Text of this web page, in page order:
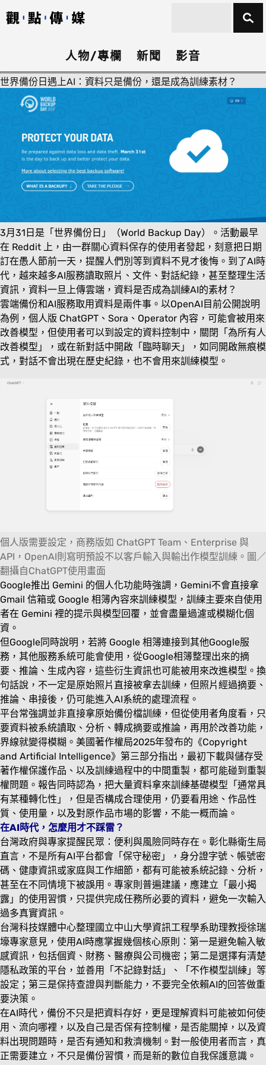
人物/專欄 新聞 影音
世界備份日遇上AI：資料只是備份，還是成為訓練素材？
3月31日是「世界備份日」（World Backup Day）。活動最早
在 Reddit 上，由一群關心資料保存的使用者發起，刻意把日期
訂在愚人節前一天，提醒人們別等到資料不見才後悔。到了AI時
代，越來越多AI服務讀取照片、文件、對話紀錄，甚至整理生活
資訊，資料一旦上傳雲端，資料是否成為訓練AI的素材？
雲端備份和AI服務取用資料是兩件事。以OpenAI目前公開說明
為例，個人版 ChatGPT、Sora、Operator 內容，可能會被用來
改善模型，但使用者可以到設定的資料控制中，關閉「為所有人
改善模型」，或在新對話中開啟「臨時聊天」，如同開啟無痕模
式，對話不會出現在歷史紀錄，也不會用來訓練模型。
個人版需要設定，商務版如 ChatGPT Team、Enterprise 與
API，OpenAI則寫明預設不以客戶輸入與輸出作模型訓練。圖／
翻攝自ChatGPT使用畫面
Google推出 Gemini 的個人化功能時強調，Gemini不會直接拿
Gmail 信箱或 Google 相簿內容來訓練模型，訓練主要來自使用
者在 Gemini 裡的提示與模型回覆，並會盡量過濾或模糊化個
資。
但Google同時說明，若將 Google 相簿連接到其他Google服
務，其他服務系統可能會使用，從Google相簿整理出來的摘
要、推論、生成內容，這些衍生資訊也可能被用來改進模型。換
句話說，不一定是原始照片直接被拿去訓練，但照片經過摘要、
推論、串接後，仍可能進入AI系統的處理流程。
平台常強調並非直接拿原始備份檔訓練，但從使用者角度看，只
要資料被系統讀取、分析、轉成摘要或推論，再用於改善功能，
界線就變得模糊。美國著作權局2025年發布的《Copyright
and Artificial Intelligence》第三部分指出，最初下載與儲存受
著作權保護作品、以及訓練過程中的中間重製，都可能碰到重製
權問題。報告同時認為，把大量資料拿來訓練基礎模型「通常具
有某種轉化性」，但是否構成合理使用，仍要看用途、作品性
質、使用量，以及對原作品市場的影響，不能一概而論。
在AI時代，怎麼用才不踩雷？
台灣政府與專家提醒民眾：便利與風險同時存在。彰化縣衛生局
直言，不是所有AI平台都會「保守秘密」，身分證字號、帳號密
碼、健康資訊或家庭與工作細節，都有可能被系統記錄、分析，
甚至在不同情境下被誤用。專家則普遍建議，應建立「最小揭
露」的使用習慣，只提供完成任務所必要的資料，避免一次輸入
過多真實資訊。
台灣科技媒體中心整理國立中山大學資訊工程學系助理教授徐瑞
壕專家意見，使用AI時應掌握幾個核心原則：第一是避免輸入敏
感資訊，包括個資、財務、醫療與公司機密；第二是選擇有清楚
隱私政策的平台，並善用「不記錄對話」、「不作模型訓練」等
設定；第三是保持查證與判斷能力，不要完全依賴AI的回答做重
要決策。
在AI時代，備份不只是把資料存好，更是理解資料可能被如何使
用、流向哪裡，以及自己是否保有控制權，是否能關掉，以及資
料出現問題時，是否有通知和救濟機制。對一般使用者而言，真
正需要建立，不只是備份習慣，而是新的數位自我保護意識。